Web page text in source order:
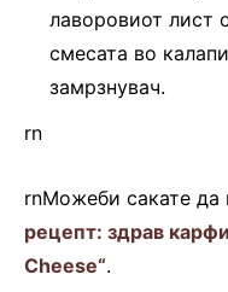
лаворовиот лист
смесата во
замрзнувач.
rn
rnМожеби сакате да
рецепт: здрав
Cheese“.